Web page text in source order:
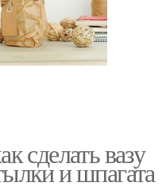
сделать вазу
и шпагата